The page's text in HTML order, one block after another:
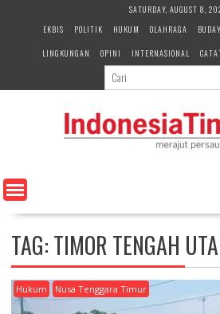
e
n
SATURDAY, AUGUST 8,
EKBIS
POLITIK HUKUM OLAHRAGA
LINGKUNGAN
OPINI INTERNASIONAL
TAG:TIMOR TENGAH
Hukum Nusa Tenggara Timur